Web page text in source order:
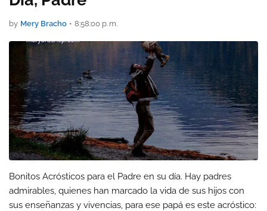
by Mery Bracho • 8:58:00 p. m.
Bonitos Acrósticos para el Padre en su día. Hay padres
admirables, quienes han marcado la vida de sus hijos con
sus enseñanzas y vivencias, para ese papá es este acróstico: